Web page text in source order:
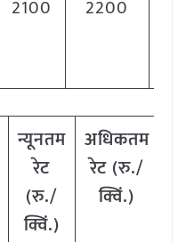
2100 2200
न्यूनतम
रेट
(रु./
क्विं.)
अधिकतम
रेट (रु./
क्विं.)